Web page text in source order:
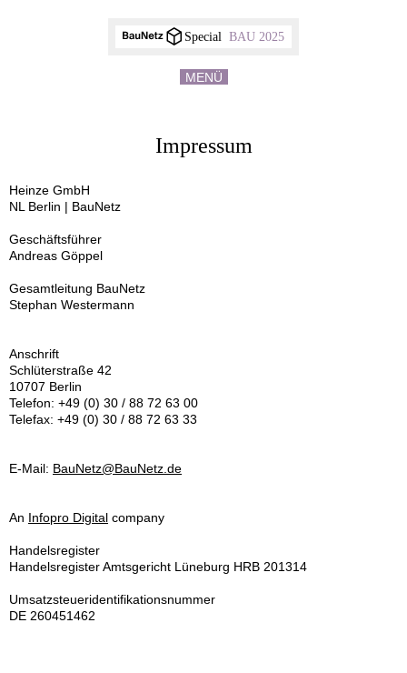
MENÜ
Special BAU 2025
Impressum
Heinze GmbH
NL Berlin | BauNetz
Geschäftsführer
Andreas Göppel
Gesamtleitung BauNetz
Stephan Westermann
Anschrift
Schlüterstraße 42
10707 Berlin
Telefon: +49 (0) 30 / 88 72 63 00
Telefax: +49 (0) 30 / 88 72 63 33
E-Mail: BauNetz@BauNetz.de
An Infopro Digital company
Handelsregister
Handelsregister Amtsgericht Lüneburg HRB 201314
Umsatzsteueridentifikationsnummer
DE 260451462